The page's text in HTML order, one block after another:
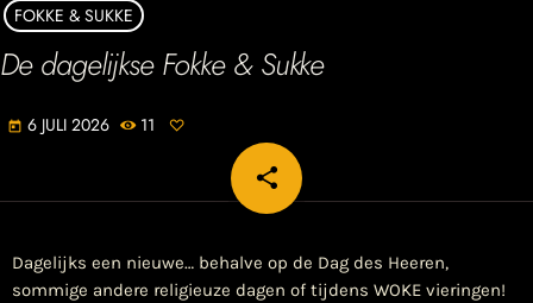
FOKKE & SUKKE
De dagelijkse Fokke & Sukke
today 6 JULI 2026 11
share
email
Dagelijks een nieuwe… behalve op de Dag des Heeren,
sommige andere religieuze dagen of tijdens WOKE vieringen!